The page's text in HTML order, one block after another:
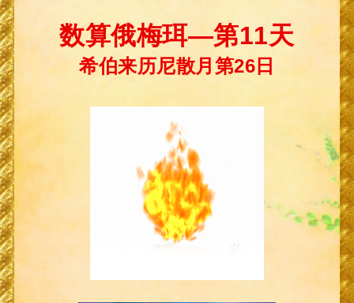
数算俄梅珥—第11天
希伯来历尼散月第26日